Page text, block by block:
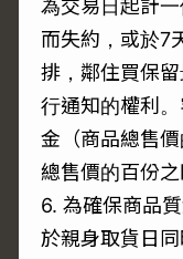
為交易日起計
而失約，或於7
排，鄰住買保
行通知的權利
金（商品總售
總售價的百份之
6. 為確保商品
於親身取貨日